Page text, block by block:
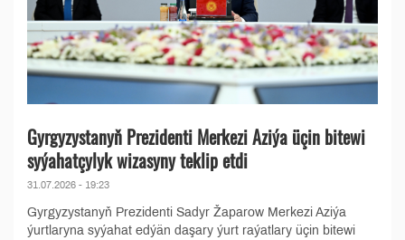
Gyrgyzystanyň Prezidenti Merkezi Aziýa üçin bitewi
syýahatçylyk wizasyny teklip etdi
31.07.2026 - 19:23
Gyrgyzystanyň Prezidenti Sadyr Žaparow Merkezi Aziýa
ýurtlaryna syýahat edýän daşary ýurt raýatlary üçin bitewi